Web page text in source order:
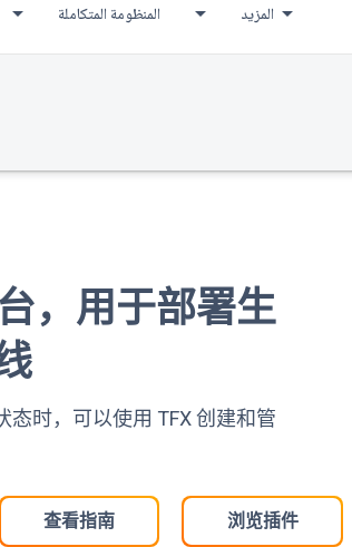
المنظومة المتكاملة المزيد
，用于部署生
时，可以使用 TFX 创建和管
查看指南 浏览插件